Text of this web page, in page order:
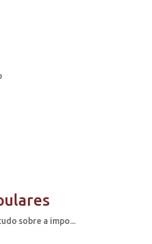
sobre a impo...